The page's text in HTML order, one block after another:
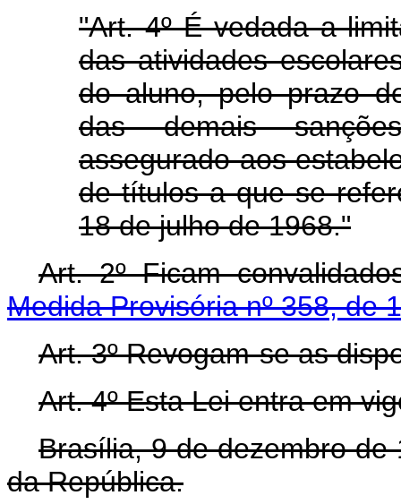
"Art. 4º É vedada a
das atividades
do aluno, pelo prazo
das demais
assegurado aos
de títulos a que se
18 de julho de 1968."
Art. 2º Ficam
Medida Provisória nº 358, de
Art. 3º Revogam-se as
Art. 4º Esta Lei entra em
Brasília, 9 de dezembro de
da República.